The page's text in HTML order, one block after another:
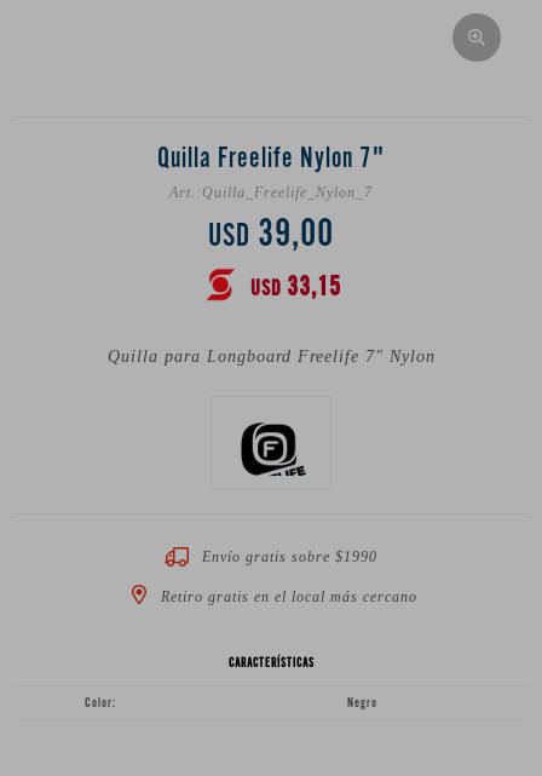
Quilla Freelife Nylon 7"
Quilla_Freelife_Nylon_7
USD 39,00
USD 33,15
Quilla para Longboard Freelife 7" Nylon
Envío gratis sobre $1990
Retiro gratis en el local más cercano
CARACTERÍSTICAS
Color Negro